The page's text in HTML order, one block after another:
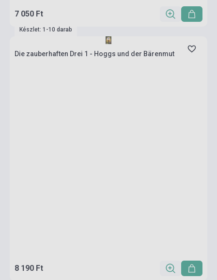
7 050 Ft
Készlet: 1-10 darab
Die zauberhaften Drei 1 - Hoggs und der Bärenmut
8 190 Ft